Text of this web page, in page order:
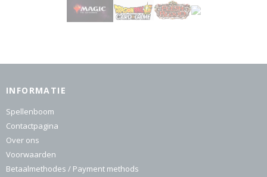
INFORMATIE
Spellenboom
Contactpagina
Over ons
Voorwaarden
Betaalmethodes / Payment methods